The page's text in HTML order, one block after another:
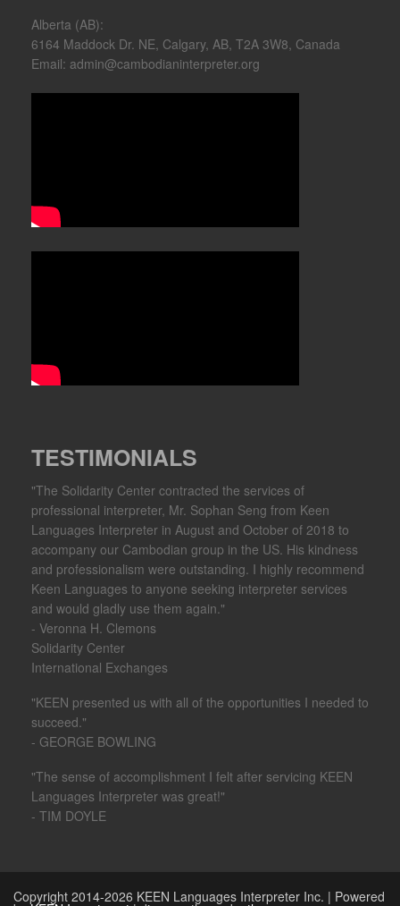
Alberta (AB):
6164 Maddock Dr. NE, Calgary, AB, T2A 3W8, Canada
Email: admin@cambodianinterpreter.org
TESTIMONIALS
"The Solidarity Center contracted the services of
professional interpreter, Mr. Sophan Seng from Keen
Languages Interpreter in August and October of 2018 to
accompany our Cambodian group in the US. His kindness
and professionalism were outstanding. I highly recommend
Keen Languages to anyone seeking interpreter services
and would gladly use them again."
- Veronna H. Clemons
Solidarity Center
International Exchanges
"KEEN presented us with all of the opportunities I needed to
succeed."
- GEORGE BOWLING
"The sense of accomplishment I felt after servicing KEEN
Languages Interpreter was great!"
- TIM DOYLE
Copyright 2014-2026 KEEN Languages Interpreter Inc. | Powered